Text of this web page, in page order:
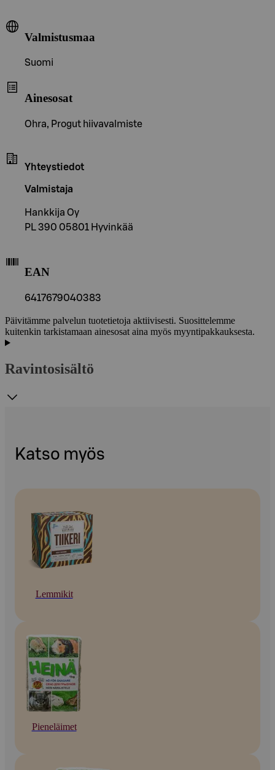
Valmistusmaa
Suomi
Ainesosat
Ohra, Progut hiivavalmiste
Yhteystiedot
Valmistaja
Hankkija Oy
PL 390 05801 Hyvinkää
EAN
6417679040383
Päivitämme palvelun tuotetietoja aktiivisesti. Suosittelemme
kuitenkin tarkistamaan ainesosat aina myös myyntipakkauksesta.
Ravintosisältö
Katso myös
Lemmikit
Pieneläimet